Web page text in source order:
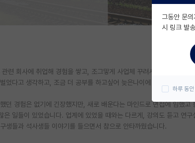
련 회사에 취업해 경험을 쌓고, 조그맣게 사업체 꾸려서 살고있던 아저
었다고 생각하고, 조금 더 공부를 하고싶어 늦은나이에 석사 도전을 했
던 경험은 없기에 긴장했지만, 새로 배운다는 마인드로 면접에 임했고
은 일들이 있었습니다. 업계에 있었을 때와는 다르게, 강의도 듣고 연
생들과 석사생들 이야기를 들으면서 참으로 안타까웠습니다.
그동안 문
시 링크 발송
하루 동안